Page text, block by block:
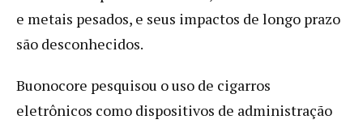
e metais pesados, e seus impactos de longo prazo
são desconhecidos.
Buonocore pesquisou o uso de cigarros
eletrônicos como dispositivos de administração